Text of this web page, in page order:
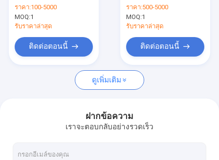
ติดต่อเรา
ข่าว
กล่องเกียร์ลดการเดินทางของรถขุด
ชิ้นส่วนไดรฟ์สุดท้ายของรถขุด
gearbox R215-7
R215-9 R225-7 R225-
9
ราคา:100-5000
MOQ:1
รับราคาล่าสุด
ติดต่อตอนนี้
ยนต์ไฮดรอลิก PCR-4B-
20A-P-9217B
ราคา:500-5000
MOQ:1
รับราคาล่าสุด
ติดต่อตอนนี้
ดูเพิ่มเติม
ฝากข้อความ
เราจะตอบกลับอย่างรวดเร็ว